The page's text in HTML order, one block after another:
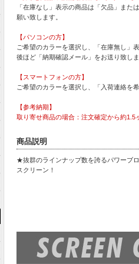
「在庫なし」表示の商品は「欠品」ま
願い致します。
【パソコンの方】
ご希望のカラーを選択し、「在庫無し」
後ほど「納期確認メール」をお送り致し
【スマートフォンの方】
ご希望のカラーを選択し、「入荷連絡を
【参考納期】
取り寄せ商品の場合：注文確定から約1.5
商品説明
★抜群のラインナップ数を誇るパワーブ
スクリーン！